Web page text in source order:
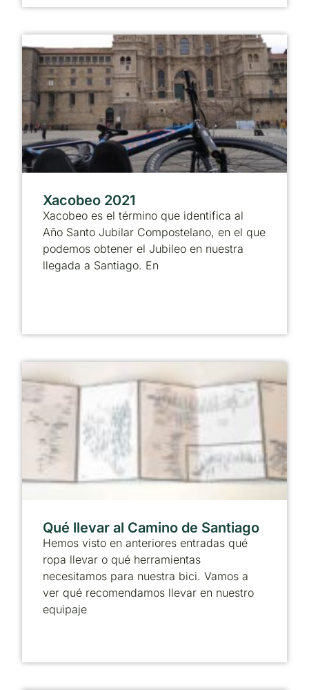
Xacobeo 2021
Xacobeo es el término que identifica al
Año Santo Jubilar Compostelano, en el que
podemos obtener el Jubileo en nuestra
llegada a Santiago. En
Qué llevar al Camino de Santiago
Hemos visto en anteriores entradas qué
ropa llevar o qué herramientas
necesitamos para nuestra bici. Vamos a
ver qué recomendamos llevar en nuestro
equipaje